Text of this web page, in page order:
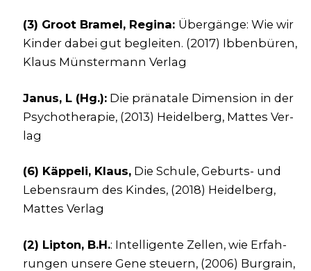
(3) Groot Bra­mel, Regi­na: Über­gän­ge: Wie wir
Kin­der dabei gut beglei­ten. (2017) Ibben­bü­ren,
Klaus Müns­ter­mann Ver­lag
Janus, L (Hg.): Die prä­na­ta­le Dimen­si­on in der
Psy­cho­the­ra­pie, (2013) Hei­del­berg, Mat­tes Ver­
lag
(6) Käp­pe­li, Klaus, Die Schu­le, Geburts- und
Lebens­raum des Kin­des, (2018) Hei­del­berg,
Mat­tes Ver­lag
(2) Lip­ton, B.H.: Intel­li­gen­te Zel­len, wie Erfah­
run­gen unse­re Gene steu­ern, (2006) Burg­rain,